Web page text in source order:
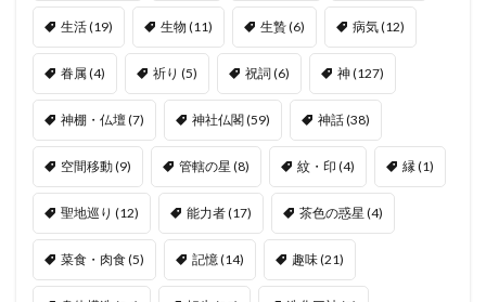
生活(19) 生物 (11) 生贄(6) 病気(12)
眷属(4) 祈り (5) 祝詞(6) 神(127)
神棚・仏壇(7) 神社仏閣(59) 神話(38)
空間移動(9) 管轄の星 (8) 紋・印 (4) 縁(1)
聖地巡り (12) 能力者(17) 茶色の惑星 (4)
菜食・肉食(5) 記憶(14) 趣味(21)